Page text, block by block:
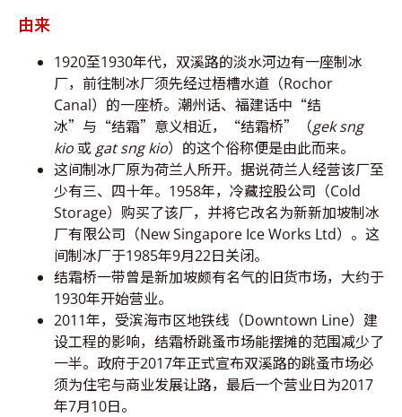
由来
1920至1930年代，双溪路的淡水河边有一座制冰
厂，前往制冰厂须先经过梧槽水道（Rochor
Canal）的一座桥。潮州话、福建话中“结
冰”与“结霜”意义相近，“结霜桥”（gek sng
kio 或 gat sng kio）的这个俗称便是由此而来。
这间制冰厂原为荷兰人所开。据说荷兰人经营该厂至
少有三、四十年。1958年，冷藏控股公司（Cold
Storage）购买了该厂，并将它改名为新新加坡制冰
厂有限公司（New Singapore Ice Works Ltd）。这
间制冰厂于1985年9月22日关闭。
结霜桥一带曾是新加坡颇有名气的旧货市场，大约于
1930年开始营业。
2011年，受滨海市区地铁线（Downtown Line）建
设工程的影响，结霜桥跳蚤市场能摆摊的范围减少了
一半。政府于2017年正式宣布双溪路的跳蚤市场必
须为住宅与商业发展让路，最后一个营业日为2017
年7月10日。